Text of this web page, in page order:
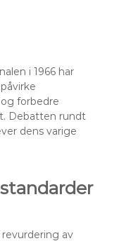
i 1966 har
forbedre
Debatten rundt
dens varige
av